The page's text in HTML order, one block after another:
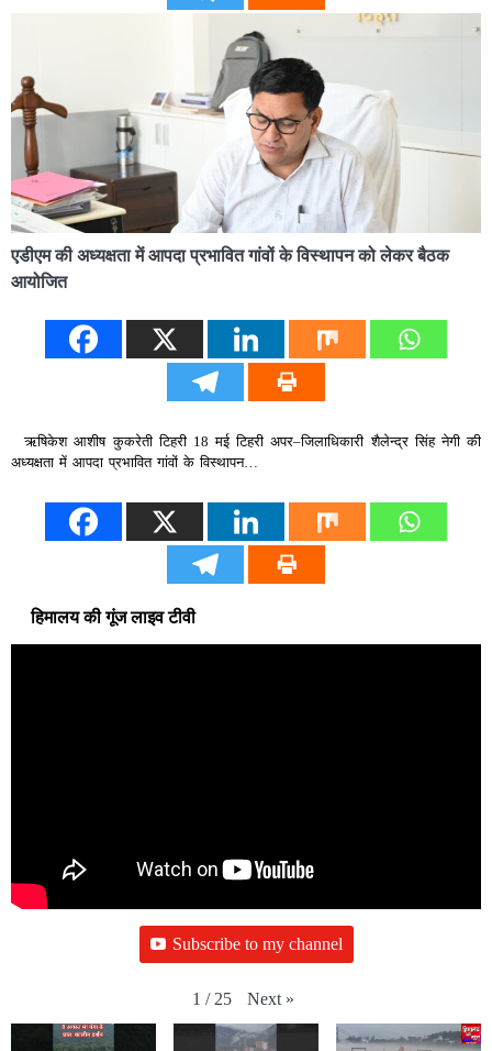
एडीएम की अध्यक्षता में आपदा प्रभावित गांवों के विस्थापन को लेकर बैठक
आयोजित
ऋषिकेश आशीष कुकरेती टिहरी 18 मई टिहरी अपर–जिलाधिकारी शैलेन्द्र सिंह नेगी की
अध्यक्षता में आपदा प्रभावित गांवों के विस्थापन…
हिमालय की गूंज लाइव टीवी
Subscribe to my channel
1 / 25 Next »